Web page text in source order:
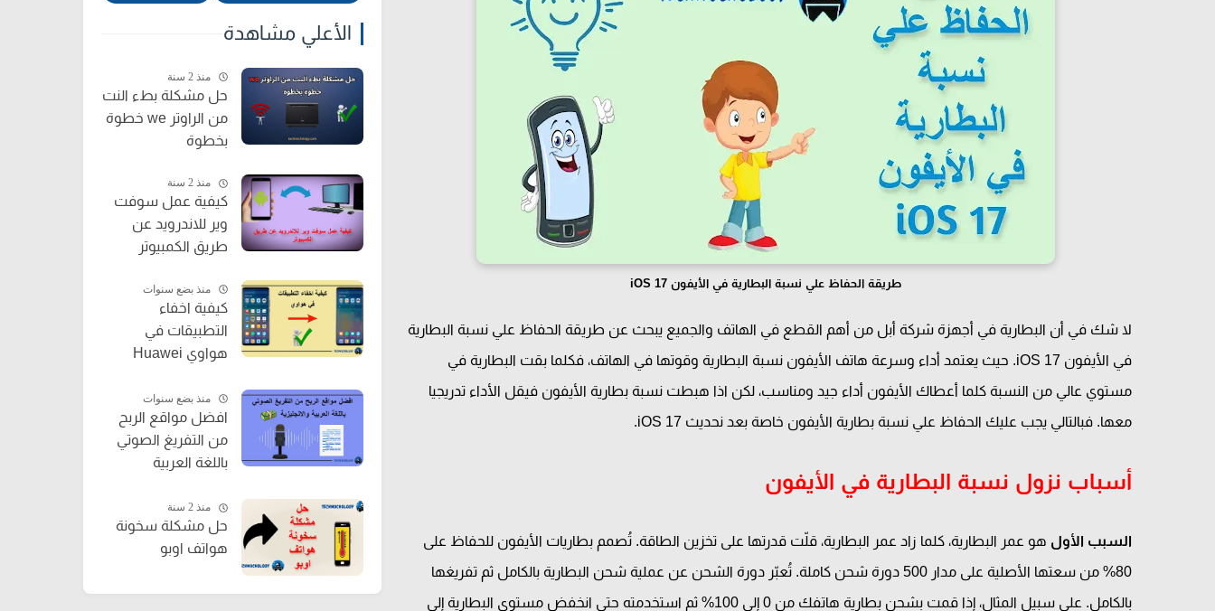
طريقة الحفاظ علي نسبة البطارية في الأيفون iOS 17
لا شك في أن البطارية في أجهزة شركة أبل من أهم القطع في الهاتف والجميع يبحث عن طريقة الحفاظ علي نسبة البطارية
في الأيفون iOS 17. حيث يعتمد أداء وسرعة هاتف الأيفون نسبة البطارية وقوتها في الهاتف، فكلما بقت البطارية في
مستوي عالي من النسبة كلما أعطاك الأيفون أداء جيد ومناسب، لكن اذا هبطت نسبة بطارية الأيفون فيقل الأداء تدريجيا
معها. فبالتالي يجب عليك الحفاظ علي نسبة بطارية الأيفون خاصة بعد نحديث iOS 17.
أسباب نزول نسبة البطارية في الأيفون
السبب الأول هو عمر البطارية، كلما زاد عمر البطارية، قلّت قدرتها على تخزين الطاقة. تُصمم بطاريات الأيفون للحفاظ على
80% من سعتها الأصلية على مدار 500 دورة شحن كاملة. تُعبّر دورة الشحن عن عملية شحن البطارية بالكامل ثم تفريغها
بالكامل. على سبيل المثال، إذا قمت بشحن بطارية هاتفك من 0 إلى 100% ثم استخدمته حتى انخفض مستوى البطارية إلى
الأعلي مشاهدة
منذ 2 سنة
حل مشكلة بطء النت
من الراوتر we خطوة
بخطوة
منذ 2 سنة
كيفية عمل سوفت
وير للاندرويد عن
طريق الكمبيوتر
منذ بضع سنوات
كيفية اخفاء
التطبيقات في
هواوي Huawei
منذ بضع سنوات
افضل مواقع الربح
من التفريغ الصوتي
باللغة العربية
منذ 2 سنة
حل مشكلة سخونة
هواتف اوبو